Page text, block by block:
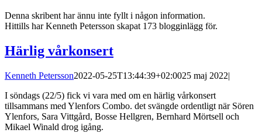
Denna skribent har ännu inte fyllt i någon information.
Hittills har Kenneth Petersson skapat 173 blogginlägg för.
Härlig vårkonsert
Kenneth Petersson2022-05-25T13:44:39+02:0025 maj 2022|
I söndags (22/5) fick vi vara med om en härlig vårkonsert
tillsammans med Ylenfors Combo. det svängde ordentligt när Sören
Ylenfors, Sara Vittgård, Bosse Hellgren, Bernhard Mörtsell och
Mikael Winald drog igång.